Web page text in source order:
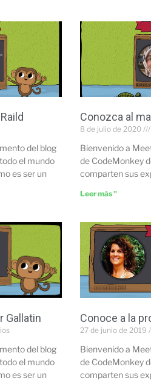
del blog
el mundo
es ser un
Conozca al
8 de julio de 2020
Bienvenido a
de CodeMonkey
comparten sus
Leer más "
Gallatin
del blog
el mundo
es ser un
Conoce a la
27 de junio de 2019
Bienvenido a
de CodeMonkey
comparten sus